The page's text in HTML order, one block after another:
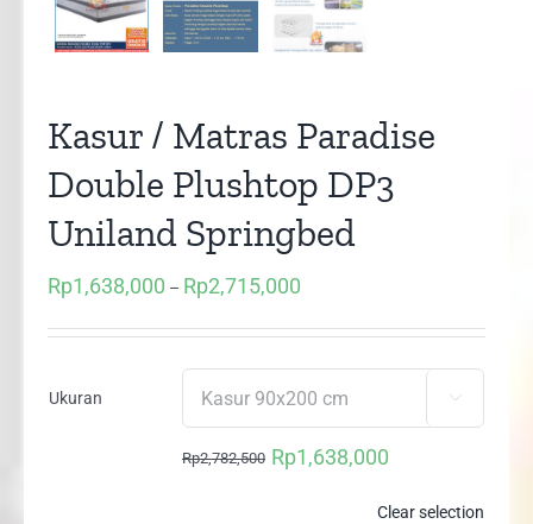
Kasur / Matras Paradise
Double Plushtop DP3
Uniland Springbed
Rp1,638,000 – Rp2,715,000
Ukuran 
Rp2,782,500
Original
Rp1,638,000
Current
Clear selection